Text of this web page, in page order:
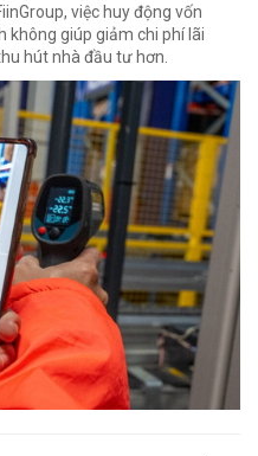
việc huy động vốn
không giúp giảm chi phí lãi
hút nhà đầu tư hơn.